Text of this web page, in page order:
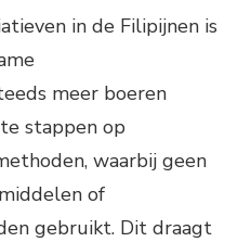
in de Filipijnen is
meer boeren
stappen op
waarbij geen
of
gebruikt. Dit draagt